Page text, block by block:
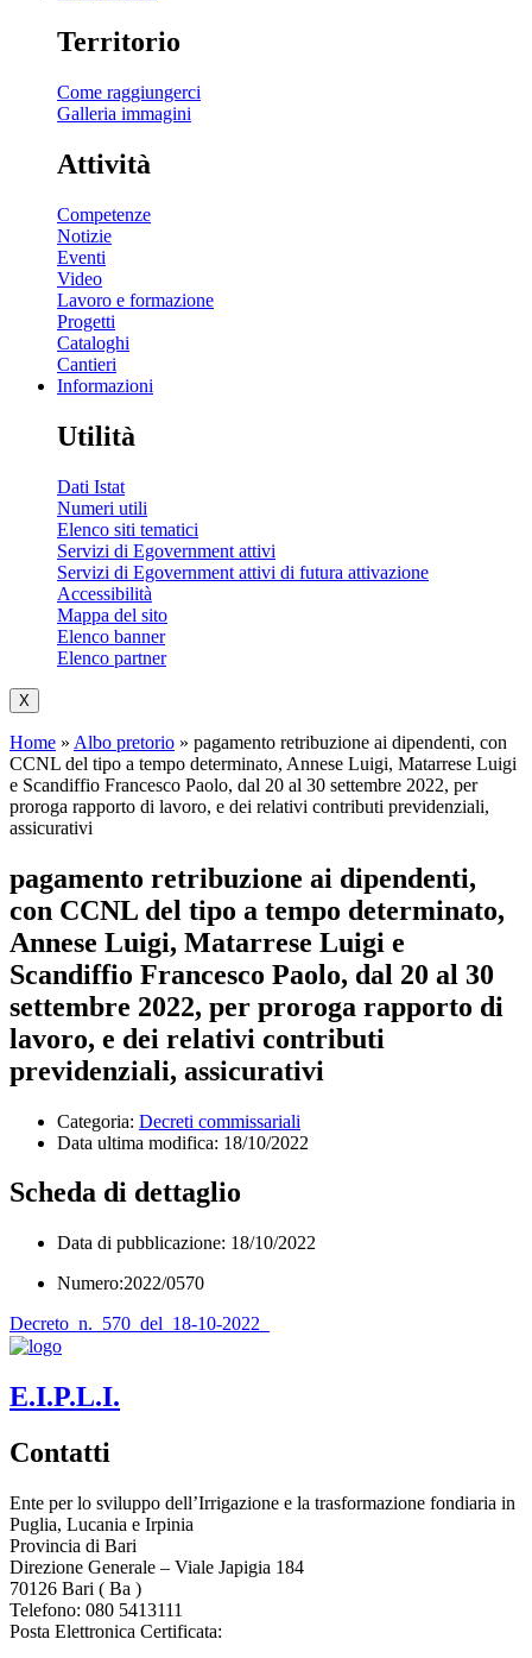
Territorio
Come raggiungerci
Galleria immagini
Attività
Competenze
Notizie
Eventi
Video
Lavoro e formazione
Progetti
Cataloghi
Cantieri
Informazioni
Utilità
Dati Istat
Numeri utili
Elenco siti tematici
Servizi di Egovernment attivi
Servizi di Egovernment attivi di futura attivazione
Accessibilità
Mappa del sito
Elenco banner
Elenco partner
X
Home » Albo pretorio » pagamento retribuzione ai dipendenti, con
CCNL del tipo a tempo determinato, Annese Luigi, Matarrese Luigi
e Scandiffio Francesco Paolo, dal 20 al 30 settembre 2022, per
proroga rapporto di lavoro, e dei relativi contributi previdenziali,
assicurativi
pagamento retribuzione ai dipendenti,
con CCNL del tipo a tempo determinato,
Annese Luigi, Matarrese Luigi e
Scandiffio Francesco Paolo, dal 20 al 30
settembre 2022, per proroga rapporto di
lavoro, e dei relativi contributi
previdenziali, assicurativi
Categoria: Decreti commissariali
Data ultima modifica: 18/10/2022
Scheda di dettaglio
Data di pubblicazione: 18/10/2022
Numero:2022/0570
Decreto_n._570_del_18-10-2022_
E.I.P.L.I.
Contatti
Ente per lo sviluppo dell’Irrigazione e la trasformazione fondiaria in
Puglia, Lucania e Irpinia
Provincia di Bari
Direzione Generale – Viale Japigia 184
70126 Bari ( Ba )
Telefono: 080 5413111
Posta Elettronica Certificata: